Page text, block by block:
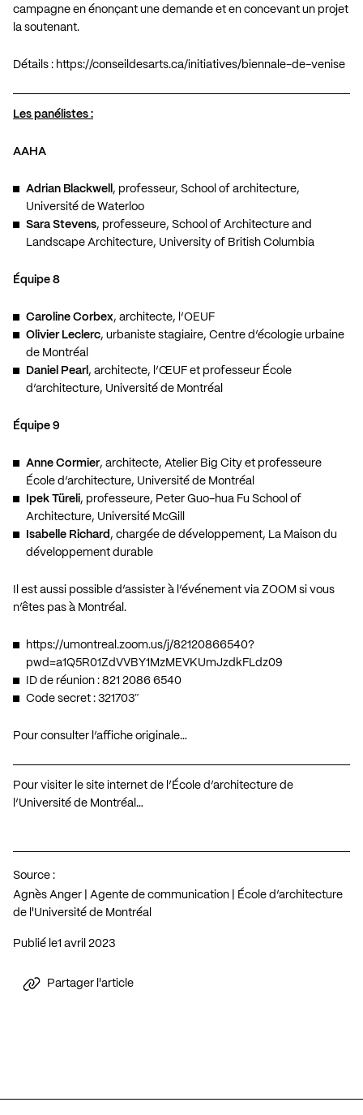
campagne en énonçant une demande et en concevant un projet
la soutenant.
Détails : https://conseildesarts.ca/initiatives/biennale-de-venise
Les panélistes :
AAHA
Adrian Blackwell , professeur, School of architecture,
Université de Waterloo
Sara Stevens, professeure, School of Architecture and
Landscape Architecture, University of British Columbia
Équipe 8
Caroline Corbex, architecte, l’OEUF
Olivier Leclerc, urbaniste stagiaire, Centre d’écologie urbaine
de Montréal
Daniel Pearl , architecte, l’ŒUF et professeur École
d’architecture, Université de Montréal
Équipe 9
Anne Cormier, architecte, Atelier Big City et professeure
École d’architecture, Université de Montréal
Ipek Türeli, professeure, Peter Guo-hua Fu School of
Architecture, Université McGill
Isabelle Richard , chargée de développement, La Maison du
développement durable
Il est aussi possible d’assister à l’événement via ZOOM si vous
n’êtes pas à Montréal.
https://umontreal.zoom.us/j/82120866540?
pwd=a1Q5R01ZdVVBY1MzMEVKUmJzdkFLdz09
ID de réunion : 821 2086 6540
Code secret : 321703″
Pour consulter l’affiche originale…
Pour visiter le site internet de l’École d’architecture de
l’Université de Montréal…
Source :
Agnès Anger | Agente de communication | École d’architecture
de l'Université de Montréal
Publié le 1 avril 2023
Partager l'article